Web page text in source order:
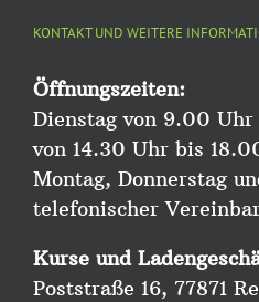
KONTAKT UND WEITERE
Öffnungszeiten:
Dienstag von 9.00
von 14.30 Uhr bis
Montag, Donnerstag
telefonischer
Kurse und
Poststraße 16, 77871